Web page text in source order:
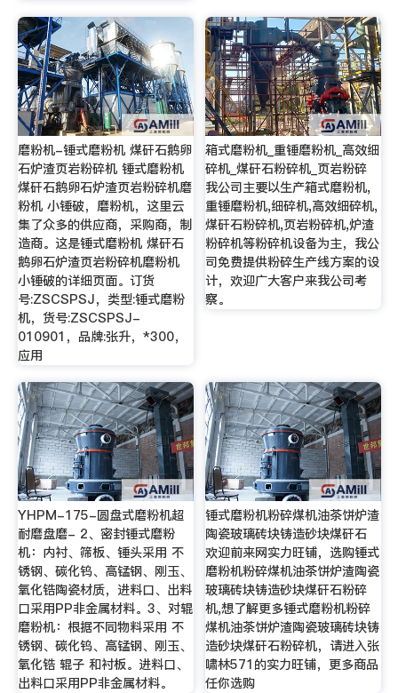
磨粉机-锤式磨粉机 煤矸石鹅卵
石炉渣页岩粉碎机 锤式磨粉机
煤矸石鹅卵石炉渣页岩粉碎机磨
粉机 小锤破，磨粉机，这里云
集了众多的供应商，采购商，制
造商。这是锤式磨粉机 煤矸石
鹅卵石炉渣页岩粉碎机磨粉机
小锤破的详细页面。订货
号:ZSCSPSJ，类型:锤式磨粉
机，货号:ZSCSPSJ-
010901，品牌:张升，*300，
应用
箱式磨粉机_重锤磨粉机_高效细
碎机_煤矸石粉碎机_页岩粉碎
我公司主要以生产箱式磨粉机,
重锤磨粉机,细碎机,高效细碎机,
煤矸石粉碎机,页岩粉碎机,炉渣
粉碎机等粉碎机设备为主，我公
司免费提供粉碎生产线方案的设
计，欢迎广大客户来我公司考
察。
YHPM-175-圆盘式磨粉机超
耐磨盘磨- 2、密封锤式磨粉
机：内衬、筛板、锤头采用 不
锈钢、碳化钨、高锰钢、刚玉、
氧化锆陶瓷材质，进料口、出料
口采用PP非金属材料。3、对辊
磨粉机：根据不同物料采用 不
锈钢、碳化钨、高锰钢、刚玉、
氧化锆 辊子 和衬板。进料口、
出料口采用PP非金属材料。
锤式磨粉机粉碎煤机油茶饼炉渣
陶瓷玻璃砖块铸造砂块煤矸石
欢迎前来网实力旺铺，选购锤式
磨粉机粉碎煤机油茶饼炉渣陶瓷
玻璃砖块铸造砂块煤矸石粉碎
机,想了解更多锤式磨粉机粉碎
煤机油茶饼炉渣陶瓷玻璃砖块铸
造砂块煤矸石粉碎机，请进入张
啸林571的实力旺铺，更多商品
任你选购